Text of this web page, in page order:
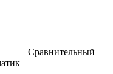
Сравнительный